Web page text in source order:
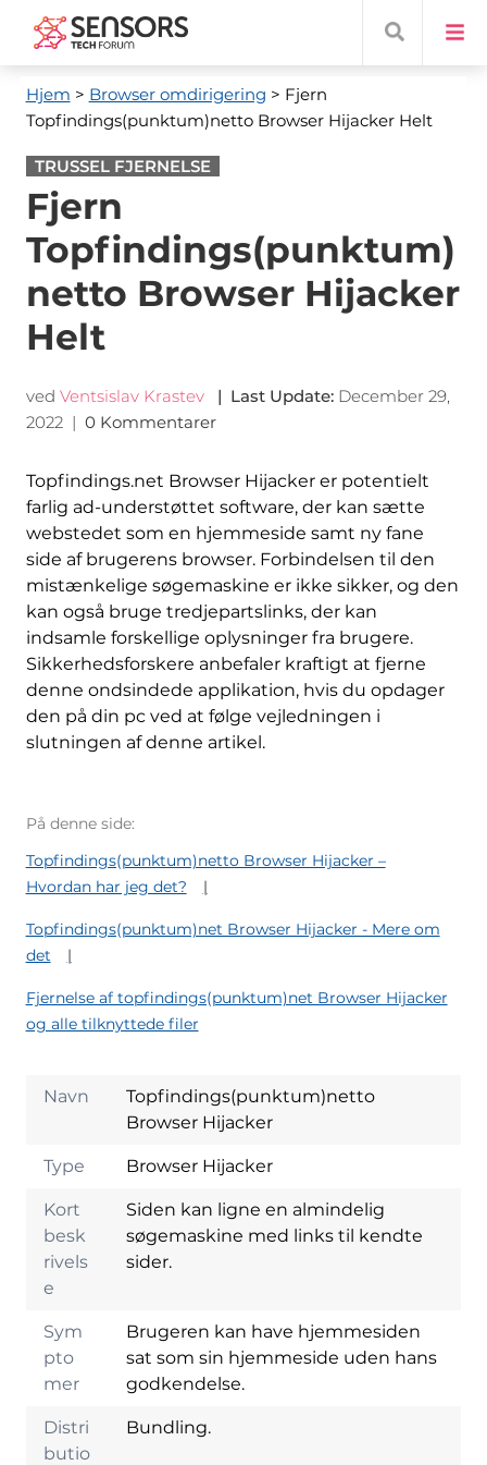
Hjem > Browser omdirigering > Fjern
Topfindings(punktum)netto Browser Hijacker Helt
TRUSSEL FJERNELSE
Fjern
Topfindings(punktum)
netto Browser Hijacker
Helt
ved Ventsislav Krastev | Last Update: December 29,
2022| 0 Kommentarer
Topfindings.net Browser Hijacker er potentielt
farlig ad-understøttet software, der kan sætte
webstedet som en hjemmeside samt ny fane
side af brugerens browser. Forbindelsen til den
mistænkelige søgemaskine er ikke sikker, og den
kan også bruge tredjepartslinks, der kan
indsamle forskellige oplysninger fra brugere.
Sikkerhedsforskere anbefaler kraftigt at fjerne
denne ondsindede applikation, hvis du opdager
den på din pc ved at følge vejledningen i
slutningen af ​​denne artikel.
På denne side:
Topfindings(punktum)netto Browser Hijacker –
Hvordan har jeg det?
Topfindings(punktum)net Browser Hijacker - Mere om
det
Fjernelse af topfindings(punktum)net Browser Hijacker
og alle tilknyttede filer
Navn
Topfindings(punktum)netto
Browser Hijacker
Type Browser Hijacker
Kort
besk
rivels
e
Siden kan ligne en almindelig
søgemaskine med links til kendte
sider.
Sym
pto
mer
Brugeren kan have hjemmesiden
sat som sin hjemmeside uden hans
godkendelse.
Distri
butio
Bundling.